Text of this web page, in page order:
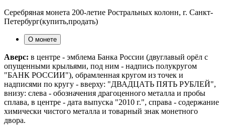
Серебряная монета 200-летие Ростральных колонн, г. Санкт-
Петербург(купить,продать)
О монете
Аверс: в центре - эмблема Банка России (двуглавый орёл с
опущенными крыльями, под ним - надпись полукругом
"БАНК РОССИИ"), обрамленная кругом из точек и
надписями по кругу - вверху: "ДВАДЦАТЬ ПЯТЬ РУБЛЕЙ",
внизу: слева - обозначения драгоценного металла и пробы
сплава, в центре - дата выпуска "2010 г.", справа - содержание
химически чистого металла и товарный знак монетного
двора.